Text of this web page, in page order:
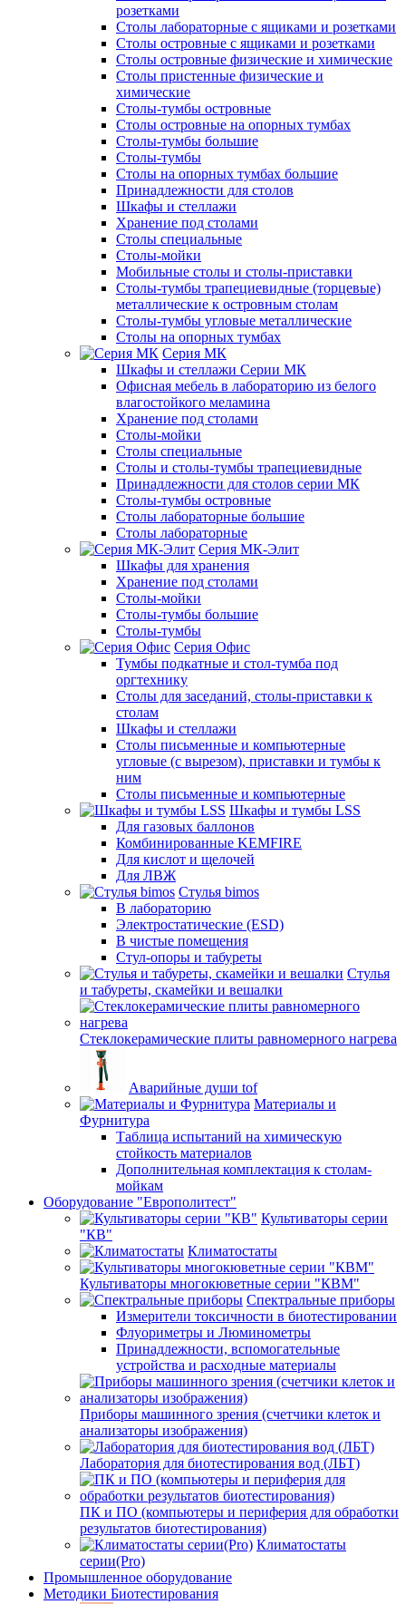
розетками
Столы лабораторные с ящиками и розетками
Столы островные с ящиками и розетками
Столы островные физические и химические
Столы пристенные физические и
химические
Столы-тумбы островные
Столы островные на опорных тумбах
Столы-тумбы большие
Столы-тумбы
Столы на опорных тумбах большие
Принадлежности для столов
Шкафы и стеллажи
Хранение под столами
Столы специальные
Столы-мойки
Мобильные столы и столы-приставки
Столы-тумбы трапециевидные (торцевые)
металлические к островным столам
Столы-тумбы угловые металлические
Столы на опорных тумбах
Серия МК
Шкафы и стеллажи Серии МК
Офисная мебель в лабораторию из белого
влагостойкого меламина
Хранение под столами
Столы-мойки
Столы специальные
Столы и столы-тумбы трапециевидные
Принадлежности для столов серии МК
Столы-тумбы островные
Столы лабораторные большие
Столы лабораторные
Серия МК-Элит
Шкафы для хранения
Хранение под столами
Столы-мойки
Столы-тумбы большие
Столы-тумбы
Серия Офис
Тумбы подкатные и стол-тумба под
оргтехнику
Столы для заседаний, столы-приставки к
столам
Шкафы и стеллажи
Столы письменные и компьютерные
угловые (с вырезом), приставки и тумбы к
ним
Столы письменные и компьютерные
Шкафы и тумбы LSS
Для газовых баллонов
Комбинированные KEMFIRE
Для кислот и щелочей
Для ЛВЖ
Стулья bimos
В лабораторию
Электростатические (ESD)
В чистые помещения
Стул-опоры и табуреты
Стулья
и табуреты, скамейки и вешалки
Стеклокерамические плиты равномерного нагрева
Аварийные души tof
Материалы и
Фурнитура
Таблица испытаний на химическую
стойкость материалов
Дополнительная комплектация к столам-
мойкам
Оборудование "Европолитест"
Культиваторы серии
"КВ"
Климатостаты
Культиваторы многокюветные серии "КВМ"
Спектральные приборы
Измерители токсичности в биотестировании
Флуориметры и Люминометры
Принадлежности, вспомогательные
устройства и расходные материалы
Приборы машинного зрения (счетчики клеток и
анализаторы изображения)
Лаборатория для биотестирования вод (ЛБТ)
ПК и ПО (компьютеры и периферия для обработки
результатов биотестирования)
Климатостаты
серии(Pro)
Промышленное оборудование
Методики Биотестирования